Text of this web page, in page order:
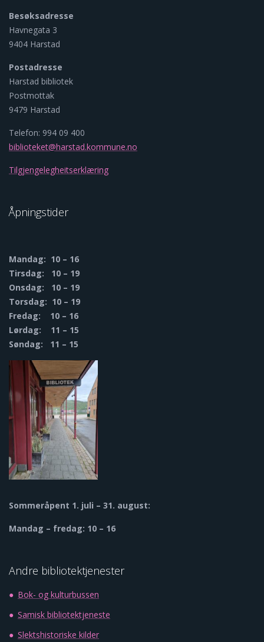
Besøksadresse
Havnegata 3
9404 Harstad
Postadresse
Harstad bibliotek
Postmottak
9479 Harstad
Telefon: 994 09 400
biblioteket@harstad.kommune.no
Tilgjengelegheitserklæring
Åpningstider
Mandag: 10 – 16
Tirsdag: 10 – 19
Onsdag: 10 – 19
Torsdag: 10 – 19
Fredag: 10 – 16
Lørdag: 11 – 15
Søndag: 11 – 15
Sommeråpent 1. juli – 31. august:
Mandag – fredag: 10 – 16
Andre bibliotektjenester
Bok- og kulturbussen
Samisk bibliotektjeneste
Slektshistoriske kilder